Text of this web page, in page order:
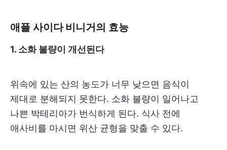
애플 사이다 비니거의 효능
1. 소화 불량이 개선된다
위속에 있는 산의 농도가 너무 낮으면 음식이
제대로 분해되지 못한다. 소화 불량이 일어나고
나쁜 박테리아가 번식하게 된다. 식사 전에
애사비를 마시면 위산 균형을 맞출 수 있다.